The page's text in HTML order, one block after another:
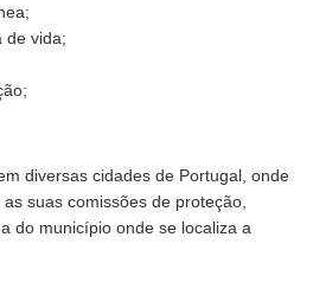
de vida;
diversas cidades de Portugal, onde
suas comissões de proteção,
do município onde se localiza a